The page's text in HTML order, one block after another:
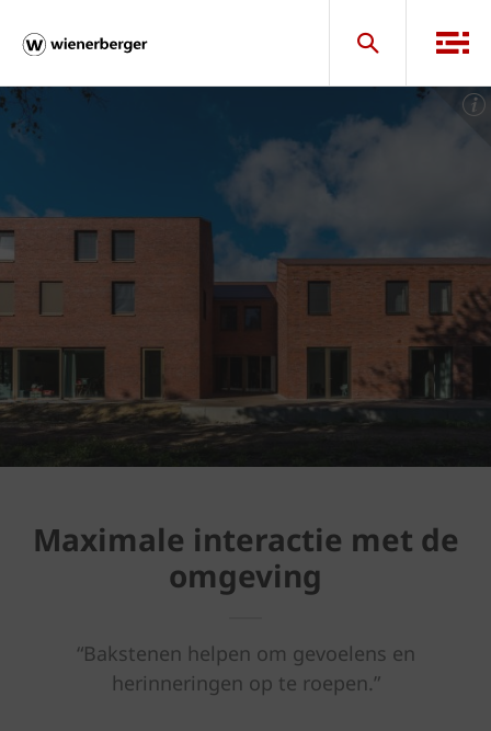
Maximale interactie met de
omgeving
“Bakstenen helpen om gevoelens en
herinneringen op te roepen.”